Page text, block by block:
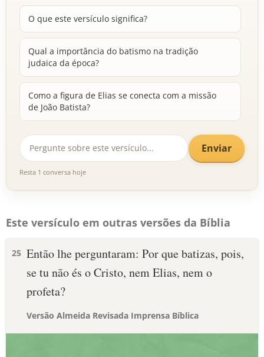
O que este versículo significa?
Qual a importância do batismo na tradição
judaica da época?
Como a figura de Elias se conecta com a missão
de João Batista?
Enviar
Resta 1 conversa hoje
Este versículo em outras versões da Bíblia
25 Então lhe perguntaram: Por que batizas, pois,
se tu não és o Cristo, nem Elias, nem o
profeta?
Versão Almeida Revisada Imprensa Bíblica